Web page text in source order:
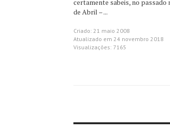
certamente sabeis, no passado
de Abril – ...
Criado: 21 maio 2008
Atualizado em 24 novembro 2018
Visualizações: 7165